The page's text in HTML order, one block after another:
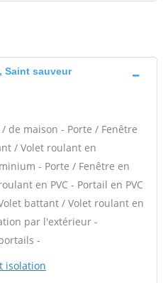
Saint sauveur
de maison - Porte / Fenêtre
/ Volet roulant en
- Porte / Fenêtre en
en PVC - Portail en PVC
battant / Volet roulant en
par l'extérieur -
-
isolation